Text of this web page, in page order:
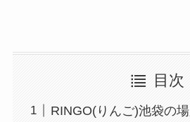
目次
RINGO(りんご)池袋の